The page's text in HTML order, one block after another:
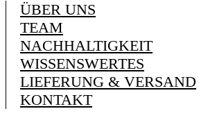
ÜBER UNS
TEAM
NACHHALTIGKEIT
WISSENSWERTES
LIEFERUNG & VERSAND
KONTAKT